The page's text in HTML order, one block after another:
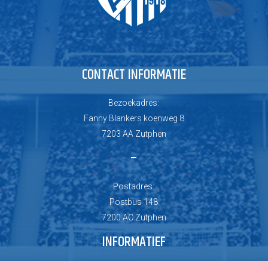
CONTACT INFORMATIE
Bezoekadres:
Fanny Blankers koenweg 8
7203 AA Zutphen
–
Postadres:
Postbus 148
7200 AC Zutphen
INFORMATIEF